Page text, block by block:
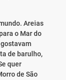
Areias
o Mar do
de barulho,
quer
de São